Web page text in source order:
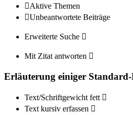
Aktive Themen
Unbeantwortete Beiträge
Erweiterte Suche
Mit Zitat antworten
Erläuterung einiger Standard-
Text/Schriftgewicht fett
Text kursiv erfassen